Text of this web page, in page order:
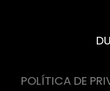
POLÍTICA DE